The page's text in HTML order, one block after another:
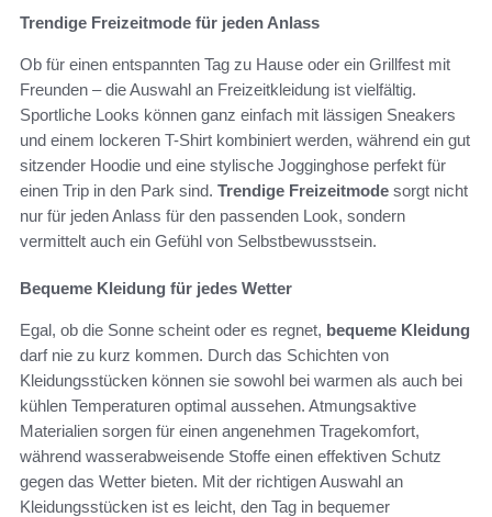
Trendige Freizeitmode für jeden Anlass
Ob für einen entspannten Tag zu Hause oder ein Grillfest mit
Freunden – die Auswahl an Freizeitkleidung ist vielfältig.
Sportliche Looks können ganz einfach mit lässigen Sneakers
und einem lockeren T-Shirt kombiniert werden, während ein gut
sitzender Hoodie und eine stylische Jogginghose perfekt für
einen Trip in den Park sind. Trendige Freizeitmode sorgt nicht
nur für jeden Anlass für den passenden Look, sondern
vermittelt auch ein Gefühl von Selbstbewusstsein.
Bequeme Kleidung für jedes Wetter
Egal, ob die Sonne scheint oder es regnet, bequeme Kleidung
darf nie zu kurz kommen. Durch das Schichten von
Kleidungsstücken können sie sowohl bei warmen als auch bei
kühlen Temperaturen optimal aussehen. Atmungsaktive
Materialien sorgen für einen angenehmen Tragekomfort,
während wasserabweisende Stoffe einen effektiven Schutz
gegen das Wetter bieten. Mit der richtigen Auswahl an
Kleidungsstücken ist es leicht, den Tag in bequemer